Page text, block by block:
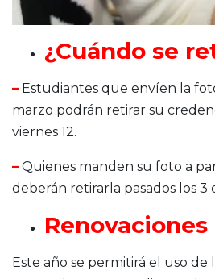
¿Cuándo se
– Estudiantes que envíen la
marzo podrán retirar su
viernes 12.
– Quienes manden su foto a
deberán retirarla pasados los 3
Renovaciones
Este año se permitirá el uso de